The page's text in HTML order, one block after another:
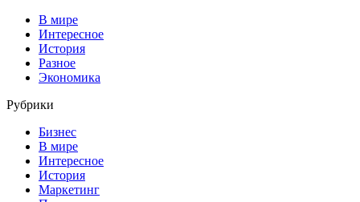
В мире
Интересное
История
Разное
Экономика
Рубрики
Бизнес
В мире
Интересное
История
Маркетинг